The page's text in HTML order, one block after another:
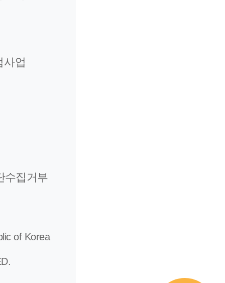
사업
수집거부
of Korea